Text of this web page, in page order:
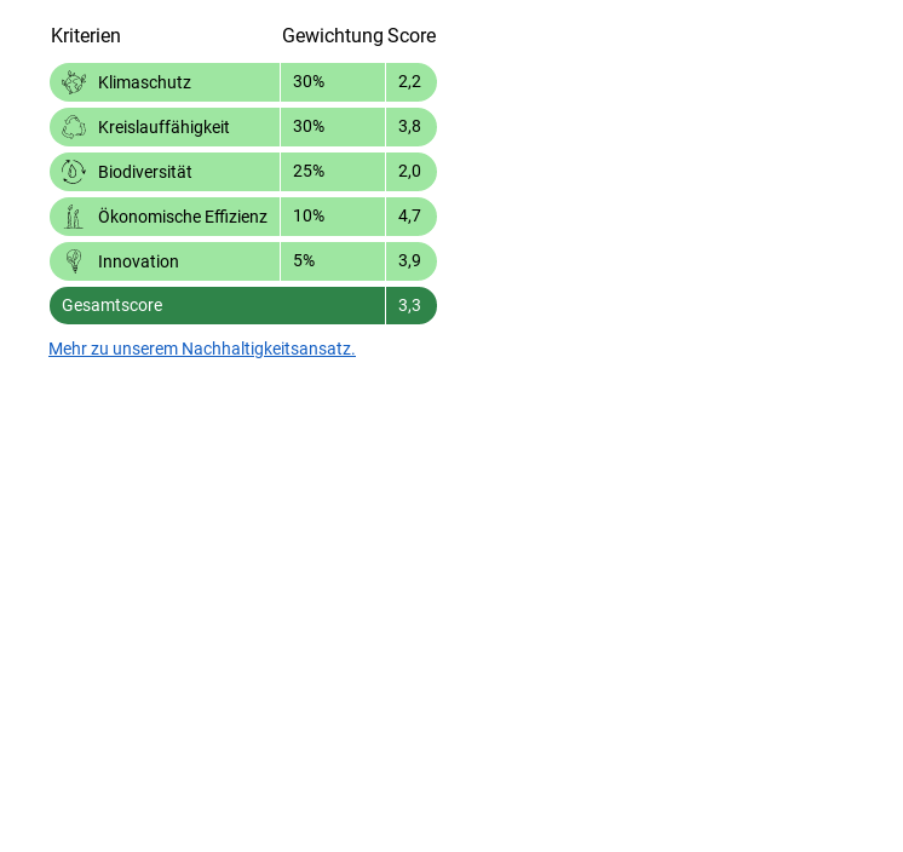
Kriterien Gewichtung Score
Klimaschutz 30% 2,2
Kreislauffähigkeit 30% 3,8
Biodiversität 25% 2,0
Ökonomische Effizienz 10% 4,7
Innovation 5% 3,9
Gesamtscore 3,3
Mehr zu unserem Nachhaltigkeitsansatz.